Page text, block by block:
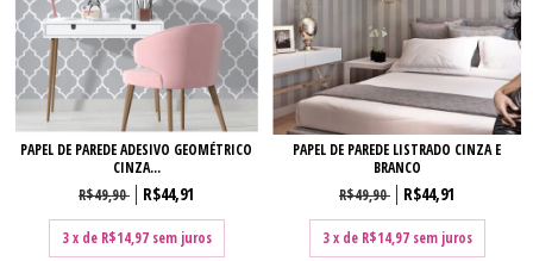
PAPEL DE PAREDE ADESIVO GEOMÉTRICO
CINZA...
R$49,90
R$44,91
3 x de R$14,97 sem juros
PAPEL DE PAREDE LISTRADO CINZA E
BRANCO
R$49,90
R$44,91
3 x de R$14,97 sem juros